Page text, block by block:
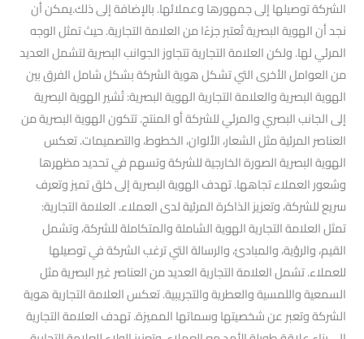
الشركة توصيلها إلى جمهورها وعملائها. بالإضافة إلى ذلك.يمكن أن
نجد أن الهوية البصرية تُعتبر جزءًا من العلامة التجارية. حيث تمثل الوجه
المرئي لها. ولكن العلامة التجارية تتجاوز الجوانب البصرية لتشمل العديد
من العوامل الأخرى التي تشكل هوية الشركة بشكل شامل الفرق بين
الهوية البصرية والعلامة التجارية الهوية البصرية: تُشير الهوية البصرية
إلى الجانب البصري والمرئي للشركة أو المنتج. تتكون الهوية البصرية من
العناصر المرئية مثل الشعار، الألوان، الخطوط، والتصميمات. تعكس
الهوية البصرية الصورة الخارجية للشركة وتسهم في تحديد مظهرها
وشعور العملاء تجاهها. تهدف الهوية البصرية إلى خلق تميز وتعرف
سريع للشركة، وتعزيز الذاكرة المرئية لدى العملاء. العلامة التجارية:
تمثل العلامة التجارية الهوية الشاملة والمتكاملة للشركة، وتشمل
القيم، والرؤية، والمبادئ، والرسالة التي ترغب الشركة في توصيلها
للعملاء. تشمل العلامة التجارية العديد من العناصر غير البصرية مثل
السمعية واللمسية والعطرية والتجريبية. تعكس العلامة التجارية هوية
الشركة وتعبر عن شخصيتها وسماتها المميزة. تهدف العلامة التجارية